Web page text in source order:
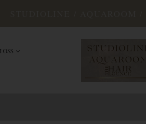
OSS